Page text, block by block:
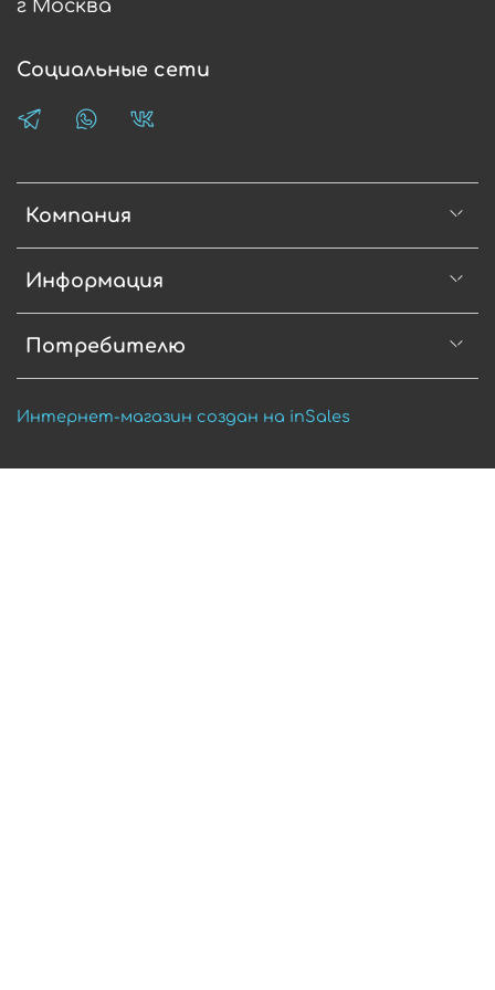
Компания
Информация
Потребителю
г Москва
Социальные сети
Интернет-магазин создан на inSales